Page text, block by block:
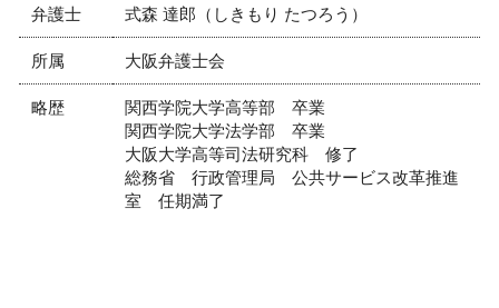
弁護士 式森 達郎（しきもり たつろう）
所属 大阪弁護士会
略歴
関西学院大学高等部 卒業
関西学院大学法学部 卒業
大阪大学高等司法研究科 修了
総務省 行政管理局 公共サービス改革推進
室 任期満了